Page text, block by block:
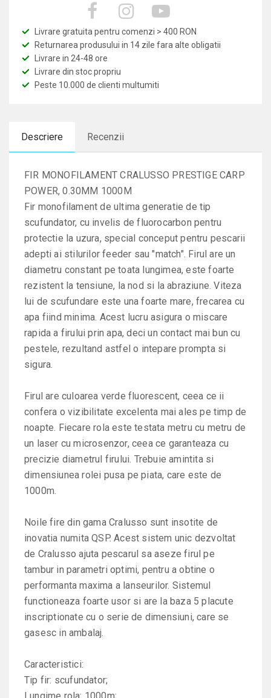
Livrare gratuita pentru comenzi > 400 RON
Returnarea produsului in 14 zile fara alte obligatii
Livrare in 24-48 ore
Livrare din stoc propriu
Peste 10.000 de clienti multumiti
Descriere Recenzii
FIR MONOFILAMENT CRALUSSO PRESTIGE CARP
POWER, 0.30MM 1000M
Fir monofilament de ultima generatie de tip
scufundator, cu invelis de fluorocarbon pentru
protectie la uzura, special conceput pentru pescarii
adepti ai stilurilor feeder sau "match". Firul are un
diametru constant pe toata lungimea, este foarte
rezistent la tensiune, la nod si la abraziune. Viteza
lui de scufundare este una foarte mare, frecarea cu
apa fiind minima. Acest lucru asigura o miscare
rapida a firului prin apa, deci un contact mai bun cu
pestele, rezultand astfel o intepare prompta si
sigura.
Firul are culoarea verde fluorescent, ceea ce ii
confera o vizibilitate excelenta mai ales pe timp de
noapte. Fiecare rola este testata metru cu metru de
un laser cu microsenzor, ceea ce garanteaza cu
precizie diametrul firului. Trebuie amintita si
dimensiunea rolei pusa pe piata, care este de
1000m.
Noile fire din gama Cralusso sunt insotite de
inovatia numita QSP. Acest sistem unic dezvoltat
de Cralusso ajuta pescarul sa aseze firul pe
tambur in parametri optimi, pentru a obtine o
performanta maxima a lanseurilor. Sistemul
functioneaza foarte usor si are la baza 5 placute
inscriptionate cu o serie de dimensiuni, care se
gasesc in ambalaj.
Caracteristici:
Tip fir: scufundator;